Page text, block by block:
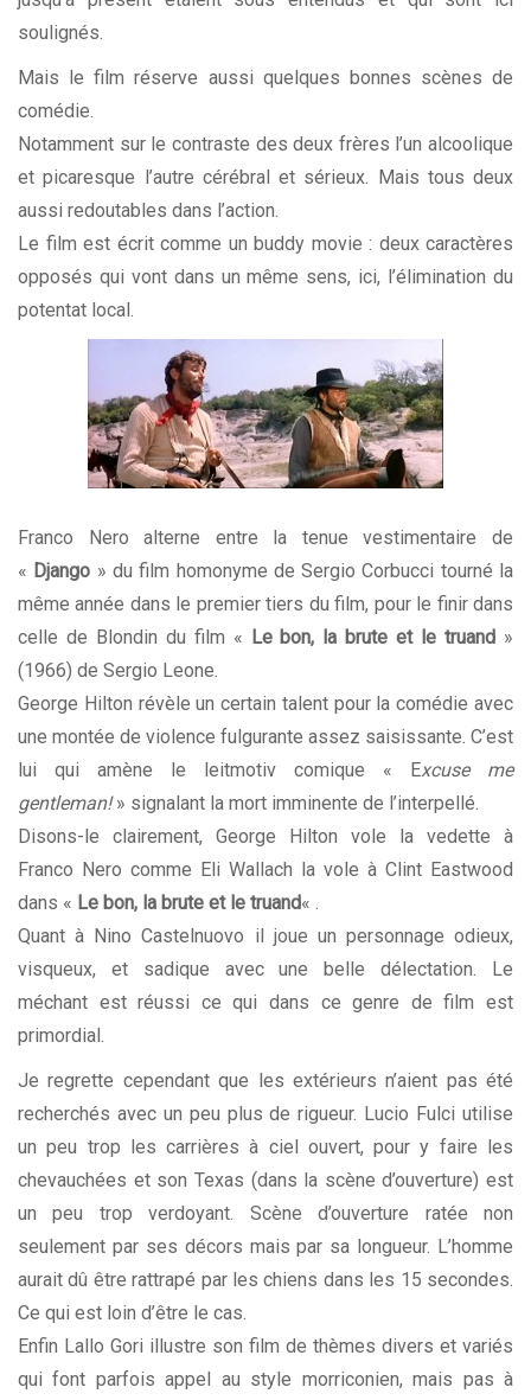
soulignés.
Mais le film réserve aussi quelques bonnes scènes de
comédie.
Notamment sur le contraste des deux frères l’un alcoolique
et picaresque l’autre cérébral et sérieux. Mais tous deux
aussi redoutables dans l’action.
Le film est écrit comme un buddy movie : deux caractères
opposés qui vont dans un même sens, ici, l’élimination du
potentat local.
Franco Nero alterne entre la tenue vestimentaire de
« Django » du film homonyme de Sergio Corbucci tourné la
même année dans le premier tiers du film, pour le finir dans
celle de Blondin du film « Le bon, la brute et le truand »
(1966) de Sergio Leone.
George Hilton révèle un certain talent pour la comédie avec
une montée de violence fulgurante assez saisissante. C’est
lui qui amène le leitmotiv comique « Excuse me
gentleman!» signalant la mort imminente de l’interpellé.
Disons-le clairement, George Hilton vole la vedette à
Franco Nero comme Eli Wallach la vole à Clint Eastwood
dans « Le bon, la brute et le truand« .
Quant à Nino Castelnuovo il joue un personnage odieux,
visqueux, et sadique avec une belle délectation. Le
méchant est réussi ce qui dans ce genre de film est
primordial.
Je regrette cependant que les extérieurs n’aient pas été
recherchés avec un peu plus de rigueur. Lucio Fulci utilise
un peu trop les carrières à ciel ouvert, pour y faire les
chevauchées et son Texas (dans la scène d’ouverture) est
un peu trop verdoyant. Scène d’ouverture ratée non
seulement par ses décors mais par sa longueur. L’homme
aurait dû être rattrapé par les chiens dans les 15 secondes.
Ce qui est loin d’être le cas.
Enfin Lallo Gori illustre son film de thèmes divers et variés
qui font parfois appel au style morriconien, mais pas à